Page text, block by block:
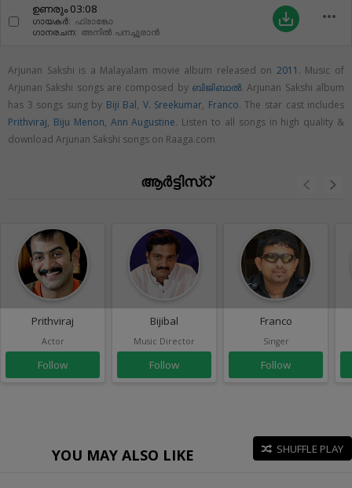
ഉണരും03:08
ഗായകർ: ഫ്രാങ്കോ
ഗാനരചന: അനിൽ പനച്ചൂരാൻ
save_alt more_horiz
Arjunan Sakshi is a Malayalam movie album released on 2011 . Music of
Arjunan Sakshi songs are composed by ബിജിബാൽ. Arjunan Sakshi album
has 3 songs sung by Biji Bal, V. Sreekumar, Franco. The star cast includes
Prithviraj, Biju Menon, Ann Augustine. Listen to all songs in high quality &
download Arjunan Sakshi songs on Raaga.com
ആർട്ടിസ്റ്
Prithviraj
Actor
Follow
Bijibal
Music Director
Follow
Franco
Singer
Follow
YOU MAY ALSO LIKE SHUFFLE PLAY